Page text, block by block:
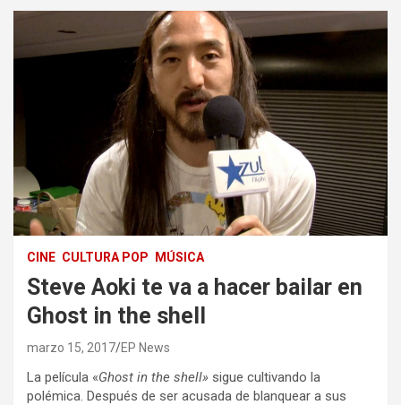
CINE CULTURA POP MÚSICA
Steve Aoki te va a hacer bailar en
Ghost in the shell
marzo 15, 2017 EP News
La película «Ghost in the shell» sigue cultivando la
polémica. Después de ser acusada de blanquear a sus